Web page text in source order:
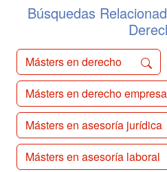
fenómeno
Búsquedas
Másters en derecho
Másters en derecho
Másters en asesoría jurídica
Másters en asesoría laboral